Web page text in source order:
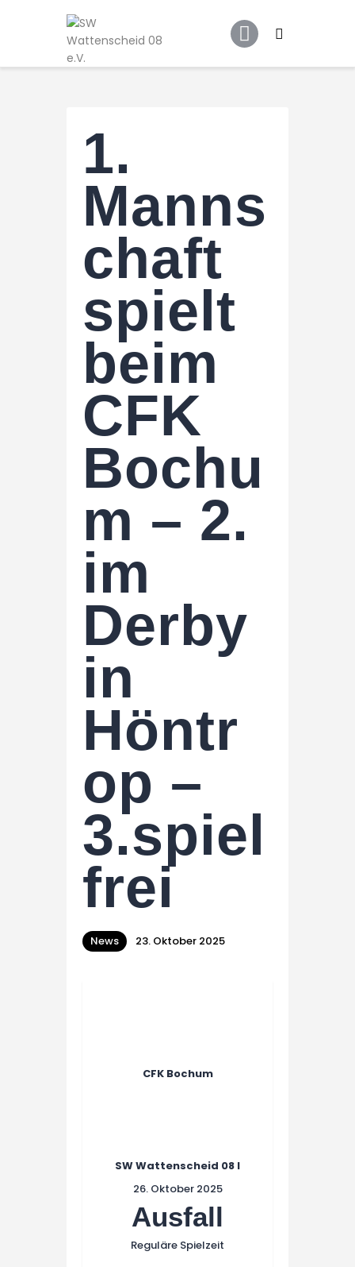
Home
Leitbild
Aktuelles
Senioren
Junioren
Unsere Partner
Kontakt
Datenschutz / Impressum
1.
Manns
chaft
spielt
beim
CFK
Bochu
m – 2.
im
Derby
in
Höntr
op –
3.spiel
frei
News 23. Oktober 2025
CFK Bochum
SW Wattenscheid 08 I
26. Oktober 2025
Ausfall
Reguläre Spielzeit